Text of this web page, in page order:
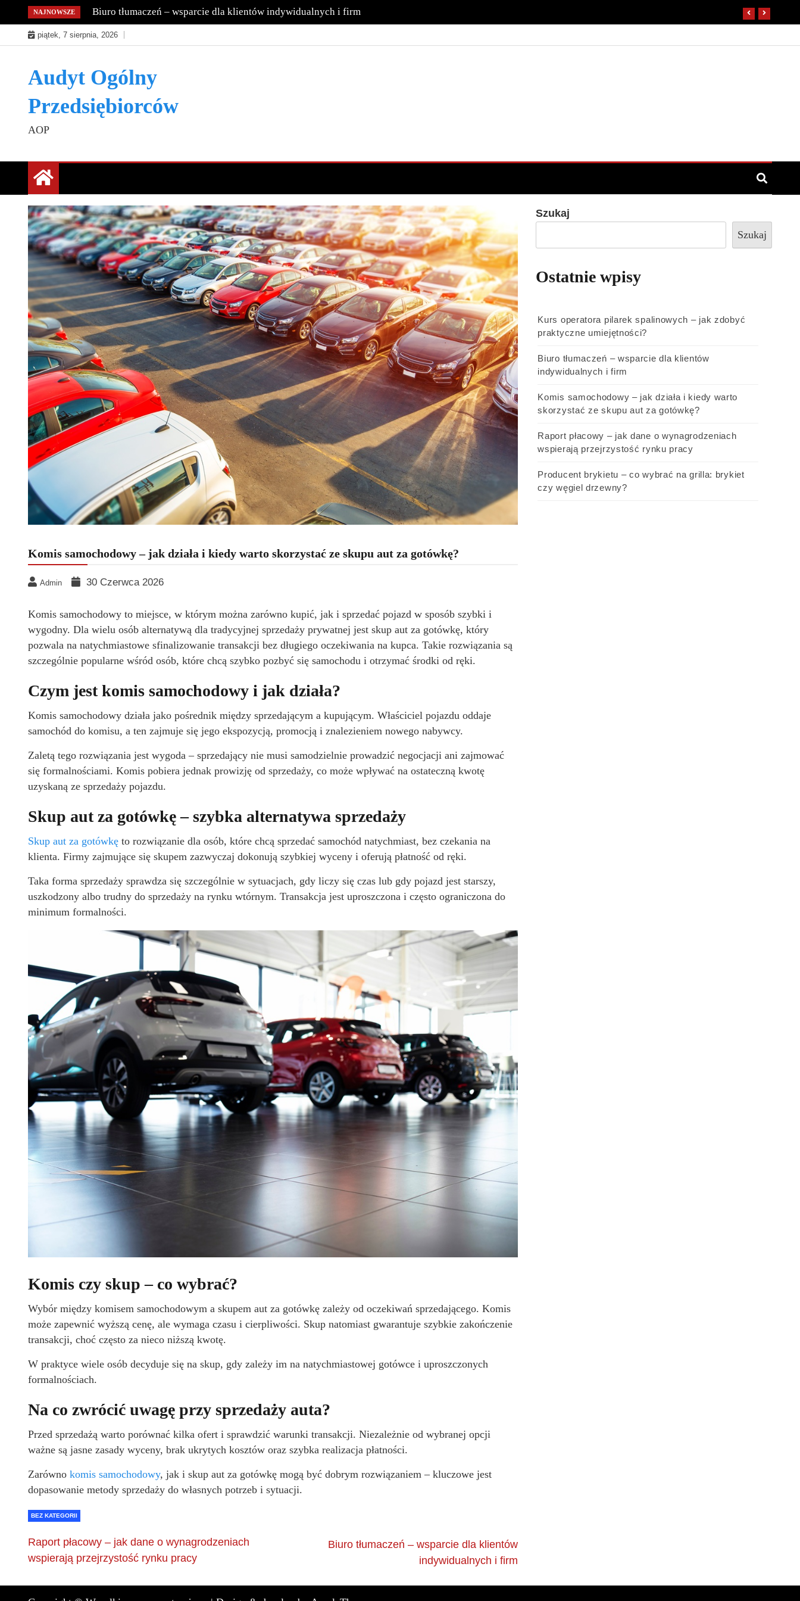
to
content
NAJNOWSZE Biuro tłumaczeń – wsparcie dla klientów indywidualnych i firm
piątek, 7 sierpnia, 2026
Audyt Ogólny
Przedsiębiorców
AOP
Komis samochodowy – jak działa i kiedy warto skorzystać ze skupu aut za gotówkę?
Admin 30 Czerwca 2026
Komis samochodowy to miejsce, w którym można zarówno kupić, jak i sprzedać pojazd w sposób szybki i
wygodny. Dla wielu osób alternatywą dla tradycyjnej sprzedaży prywatnej jest skup aut za gotówkę, który
pozwala na natychmiastowe sfinalizowanie transakcji bez długiego oczekiwania na kupca. Takie rozwiązania są
szczególnie popularne wśród osób, które chcą szybko pozbyć się samochodu i otrzymać środki od ręki.
Czym jest komis samochodowy i jak działa?
Komis samochodowy działa jako pośrednik między sprzedającym a kupującym. Właściciel pojazdu oddaje
samochód do komisu, a ten zajmuje się jego ekspozycją, promocją i znalezieniem nowego nabywcy.
Zaletą tego rozwiązania jest wygoda – sprzedający nie musi samodzielnie prowadzić negocjacji ani zajmować
się formalnościami. Komis pobiera jednak prowizję od sprzedaży, co może wpływać na ostateczną kwotę
uzyskaną ze sprzedaży pojazdu.
Skup aut za gotówkę – szybka alternatywa sprzedaży
Skup aut za gotówkę to rozwiązanie dla osób, które chcą sprzedać samochód natychmiast, bez czekania na
klienta. Firmy zajmujące się skupem zazwyczaj dokonują szybkiej wyceny i oferują płatność od ręki.
Taka forma sprzedaży sprawdza się szczególnie w sytuacjach, gdy liczy się czas lub gdy pojazd jest starszy,
uszkodzony albo trudny do sprzedaży na rynku wtórnym. Transakcja jest uproszczona i często ograniczona do
minimum formalności.
Komis czy skup – co wybrać?
Wybór między komisem samochodowym a skupem aut za gotówkę zależy od oczekiwań sprzedającego. Komis
może zapewnić wyższą cenę, ale wymaga czasu i cierpliwości. Skup natomiast gwarantuje szybkie zakończenie
transakcji, choć często za nieco niższą kwotę.
W praktyce wiele osób decyduje się na skup, gdy zależy im na natychmiastowej gotówce i uproszczonych
formalnościach.
Na co zwrócić uwagę przy sprzedaży auta?
Przed sprzedażą warto porównać kilka ofert i sprawdzić warunki transakcji. Niezależnie od wybranej opcji
ważne są jasne zasady wyceny, brak ukrytych kosztów oraz szybka realizacja płatności.
Zarówno komis samochodowy, jak i skup aut za gotówkę mogą być dobrym rozwiązaniem – kluczowe jest
dopasowanie metody sprzedaży do własnych potrzeb i sytuacji.
BEZ KATEGORII
Raport płacowy – jak dane o wynagrodzeniach
wspierają przejrzystość rynku pracy
Biuro tłumaczeń – wsparcie dla klientów
indywidualnych i firm
Szukaj
Szukaj
Ostatnie wpisy
Kurs operatora pilarek spalinowych – jak zdobyć
praktyczne umiejętności?
Biuro tłumaczeń – wsparcie dla klientów
indywidualnych i firm
Komis samochodowy – jak działa i kiedy warto
skorzystać ze skupu aut za gotówkę?
Raport płacowy – jak dane o wynagrodzeniach
wspierają przejrzystość rynku pracy
Producent brykietu – co wybrać na grilla: brykiet
czy węgiel drzewny?